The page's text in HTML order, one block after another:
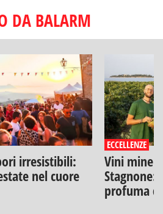
DA BALARM
irresistibili:
nel cuore
ECCELLENZE
Vini
Stagnone:
profuma